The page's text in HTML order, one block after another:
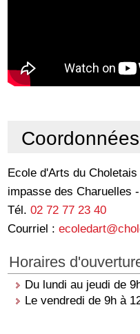
Coordonnées
Ecole d'Arts du Choletais
impasse des Charuelles
Tél.02 72 77 23 40
Courriel :
Horaires
Du lundi au jeudi de
Le vendredi de 9h à